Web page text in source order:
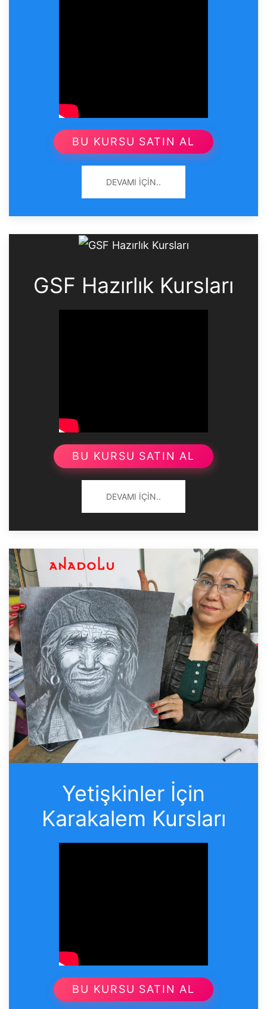
BU KURSU SATIN AL
DEVAMI İÇIN..
GSF Hazırlık Kursları
BU KURSU SATIN AL
DEVAMI İÇIN..
Yetişkinler İçin
Karakalem Kursları
BU KURSU SATIN AL